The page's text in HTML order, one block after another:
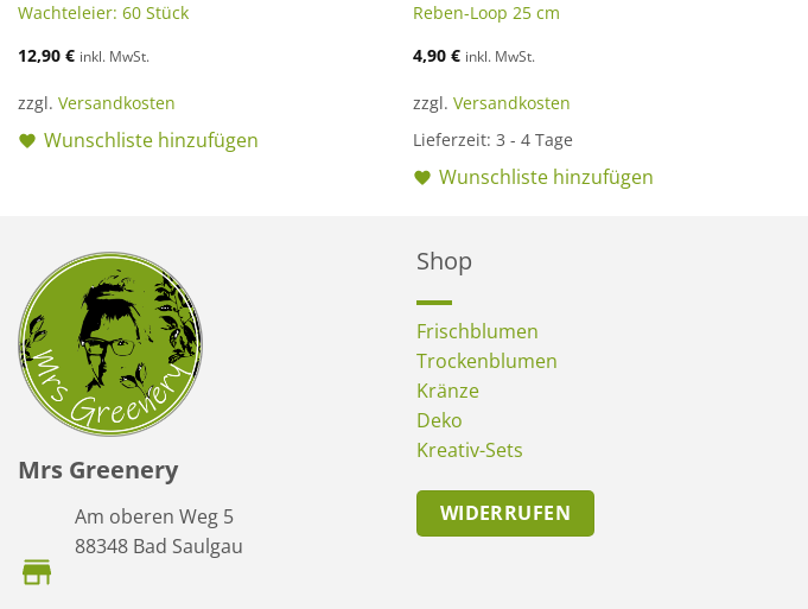
Wachteleier: 60 Stück
12,90 € inkl. MwSt.
zzgl. Versandkosten
Wunschliste hinzufügen
Reben-Loop 25 cm
4,90€ inkl. MwSt.
zzgl.Versandkosten
Lieferzeit:3 - 4 Tage
Wunschliste hinzufügen
Mrs Greenery
Am oberen Weg 5
88348 Bad Saulgau
Shop
Frischblumen
Trockenblumen
Kränze
Deko
Kreativ-Sets
WIDERRUFEN